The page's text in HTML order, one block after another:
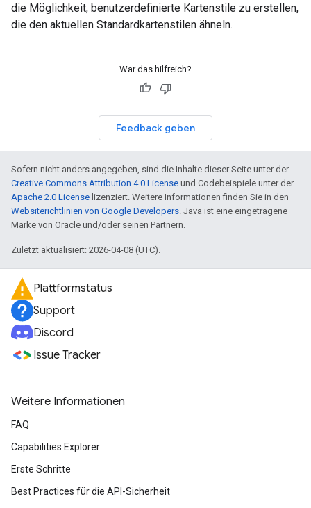
die Möglichkeit, benutzerdefinierte Kartenstile zu erstellen,
die den aktuellen Standardkartenstilen ähneln.
War das hilfreich?
Feedback geben
Sofern nicht anders angegeben, sind die Inhalte dieser Seite unter der
Creative Commons Attribution 4.0 License und Codebeispiele unter der
Apache 2.0 License lizenziert. Weitere Informationen finden Sie in den
Websiterichtlinien von Google Developers. Java ist eine eingetragene
Marke von Oracle und/oder seinen Partnern.
Zuletzt aktualisiert: 2026-04-08 (UTC).
Plattformstatus
Support
Discord
Issue Tracker
Weitere Informationen
FAQ
Capabilities Explorer
Erste Schritte
Best Practices für die API-Sicherheit